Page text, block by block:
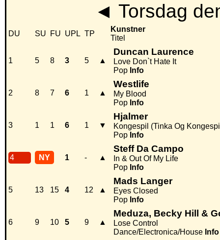
◄ Torsdag
DU SU FU UPL TP
Kunstner
Titel
1 5 8 3 5 ▲
Duncan Laurence
Love Don`t Hate It
Pop Info
2 8 7 6 1 ▲
Westlife
My Blood
Pop Info
3 1 1 6 1 ▼
Hjalmer
Kongespil (Tinka Og
Pop Info
4 NY 1 - ▲
Steff Da Campo
In & Out Of My Life
Pop Info
5 13 15 4 12 ▲
Mads Langer
Eyes Closed
Pop Info
6 9 10 5 9 ▲
Meduza, Becky Hill &
Lose Control
Dance/Electronica/House Info